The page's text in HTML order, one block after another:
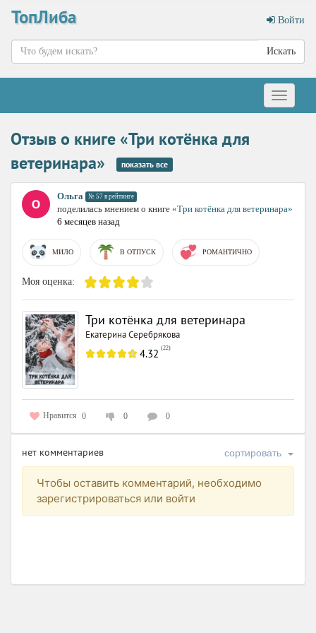
ТопЛиба Войти
Искать
Меню
Отзыв о книге «Три котёнка для
ветеринара»
показать все
Ольга № 57 в рейтинге
поделилась мнением о книге «Три котёнка для ветеринара»
6 месяцев назад
МИЛО В ОТПУСК РОМАНТИЧНО
Моя оценка:
Три котёнка для ветеринара
Екатерина Серебрякова
4.32 (22)
Нравится 0 0 0